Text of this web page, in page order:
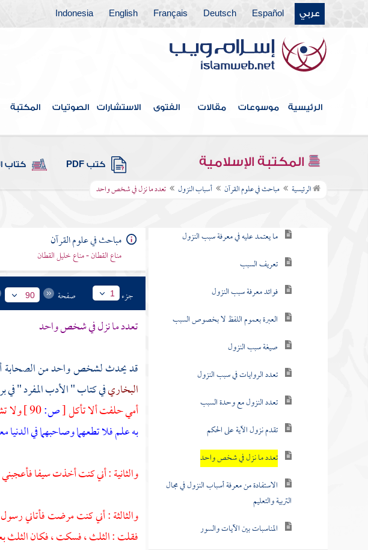
عربي Español
Deutsch
Français
English
Indonesia
الرئيسية موسوعات مقالات الفتوى الاستشارات الصوتيات المكتبة
المكتبة الإسلامية كتب PDF كتاب
الرئيسية مباحث في علوم القرآن أسباب النزول تعدد ما نزل في شخص واحد
فهرس الكتاب
التعريف بالعلم وبيان نشأته وتطوره
القرآن
الوحي
المكي والمدني
معرفة أول ما نزل وآخر ما نزل
أسباب النزول
ما يعتمد عليه في معرفة سبب النزول
تعريف السبب
فوائد معرفة سبب النزول
العبرة بعموم اللفظ لا بخصوص السبب
صيغة سبب النزول
تعدد الروايات في سبب النزول
تعدد النزول مع وحدة السبب
تقدم نزول الآية على الحكم
تعدد ما نزل في شخص واحد
الاستفادة من معرفة أسباب النزول في مجال
التربية والتعليم
المناسبات بين الآيات والسور
مباحث في علوم القرآن
مناع القطان - مناع خليل القطان
جزء 1 صفحة 90
تعدد ما نزل في شخص واحد
قد يحدث لشخص واحد من الصحابة أكثر
البخاريفي كتاب " الأدب المفرد " في
أمي حلفت ألا تأكل[ص: ولا
به علم فلا تطعهما وصاحبهما في الدنيا
والثانية : أني كنت أخذت سيفا
والثالثة : أني كنت مرضت فأتاني
فقلت : الثلث ، فسكت ، فكان الثلث